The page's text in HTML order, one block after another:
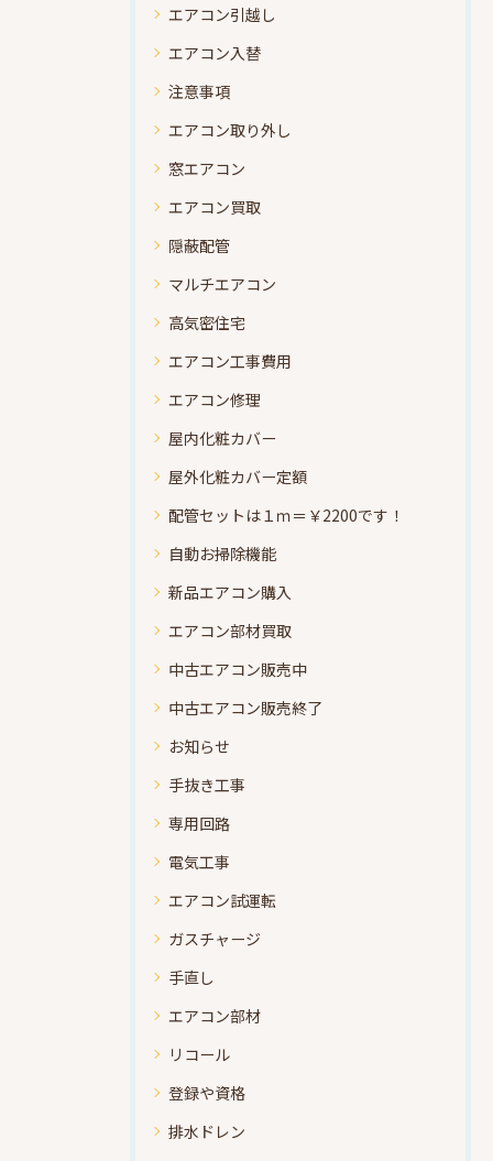
エアコン引越し
エアコン入替
注意事項
エアコン取り外し
窓エアコン
エアコン買取
隠蔽配管
マルチエアコン
高気密住宅
エアコン工事費用
エアコン修理
屋内化粧カバー
屋外化粧カバー定額
配管セットは１ｍ＝￥2200です！
自動お掃除機能
新品エアコン購入
エアコン部材買取
中古エアコン販売中
中古エアコン販売終了
お知らせ
手抜き工事
専用回路
電気工事
エアコン試運転
ガスチャージ
手直し
エアコン部材
リコール
登録や資格
排水ドレン